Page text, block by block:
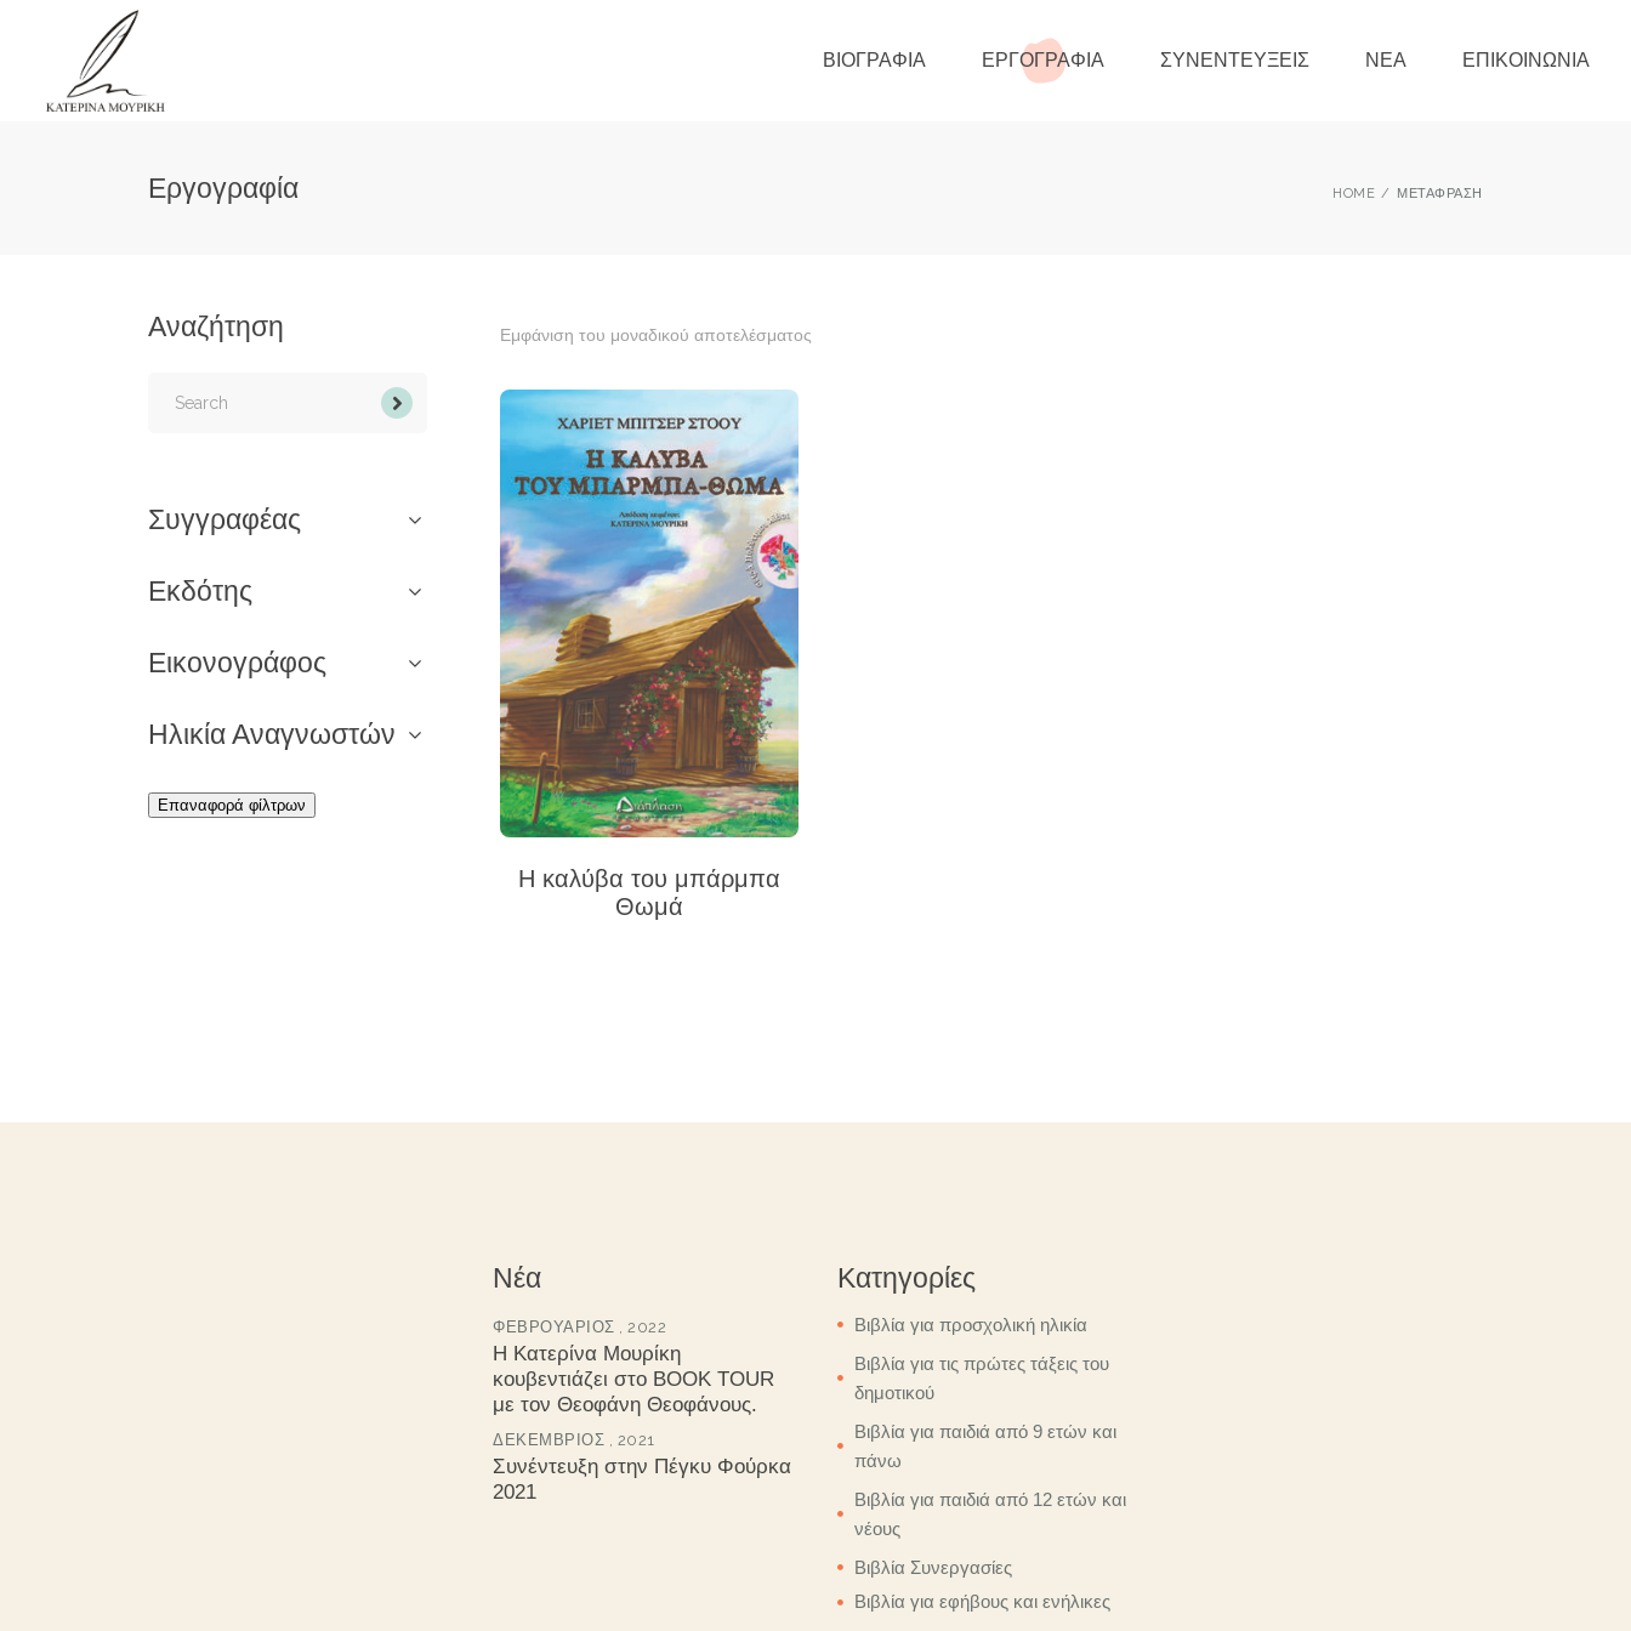
ΒΙΟΓΡΑΦΊΑ ΕΡΓΟΓΡΑΦΊΑ ΣΥΝΕΝΤΕΎΞΕΙΣ ΝΈΑ ΕΠΙΚΟΙΝΩΝΊΑ
Εργογραφία HOME ΜΕΤΆΦΡΑΣΗ
Εμφάνιση του μοναδικού αποτελέσματος
Η καλύβα του μπάρμπα
Θωμά
Αναζήτηση
Συγγραφέας
Εκδότης
Εικονογράφος
Ηλικία Αναγνωστών
Επαναφορά φίλτρων
Νέα
ΦΕΒΡΟΥΆΡΙΟΣ , 2022
Η Κατερίνα Μουρίκη
κουβεντιάζει στο BOOK TOUR
με τον Θεοφάνη Θεοφάνους.
ΔΕΚΈΜΒΡΙΟΣ , 2021
Συνέντευξη στην Πέγκυ Φούρκα
2021
Κατηγορίες
Βιβλία για προσχολική ηλικία
Βιβλία για τις πρώτες τάξεις του
δημοτικού
Βιβλία για παιδιά από 9 ετών και
πάνω
Βιβλία για παιδιά από 12 ετών και
νέους
Βιβλία Συνεργασίες
Βιβλία για εφήβους και ενήλικες